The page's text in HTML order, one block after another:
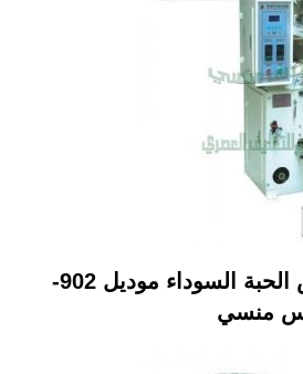
الحبة السوداء موديل
902-
منسي